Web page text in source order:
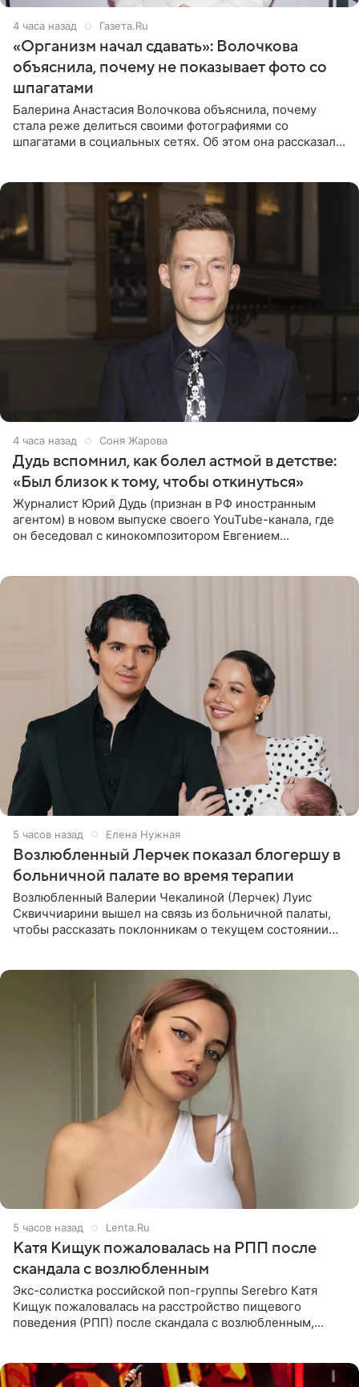
4 часа назад Газета.Ru
«Организм начал сдавать»: Волочкова
объяснила, почему не показывает фото со
шпагатами
Балерина Анастасия Волочкова объяснила, почему
стала реже делиться своими фотографиями со
шпагатами в социальных сетях. Об этом она рассказала
4 часа назад Соня Жарова
Дудь вспомнил, как болел астмой в детстве:
«Был близок к тому, чтобы откинуться»
Журналист Юрий Дудь (признан в РФ иностранным
агентом) в новом выпуске своего YouTube-канала, где
он беседовал с кинокомпозитором Евгением
5 часов назад Елена Нужная
Возлюбленный Лерчек показал блогершу в
больничной палате во время терапии
Возлюбленный Валерии Чекалиной (Лерчек) Луис
Сквиччиарини вышел на связь из больничной палаты,
чтобы рассказать поклонникам о текущем состоянии
5 часов назад Lenta.Ru
Катя Кищук пожаловалась на РПП после
скандала с возлюбленным
Экс-солистка российской поп-группы Serebro Катя
Кищук пожаловалась на расстройство пищевого
поведения (РПП) после скандала с возлюбленным,